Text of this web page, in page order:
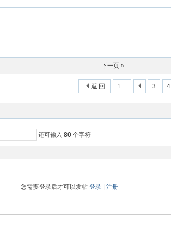
下一页 »
1 ... 3 4
返 回
还可输入80 个字符
您需要登录后才可以发帖登录 |注册